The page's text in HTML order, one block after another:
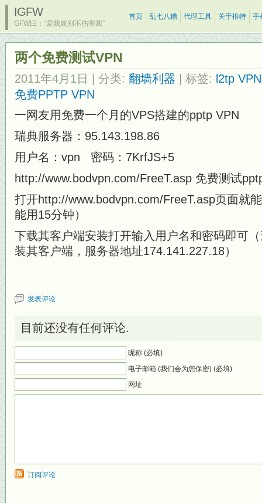
IGFW
GFW曰：“爱我就别不伤害我”
首页 乱七八糟 代理工具 关于推特 手
两个免费测试VPN
2011年4月1日 | 分类: 翻墙利器 | 标签: l2tp
免费PPTP VPN
一网友用免费一个月的VPS搭建的pptp VPN
瑞典服务器：95.143.198.86
用户名：vpn 密码：7KrfJS+5
http://www.bodvpn.com/FreeT.asp 免费测试
打开http://www.bodvpn.com/FreeT.asp页面就
能用15分钟）
下载其客户端安装打开输入用户名和密码即可
装其客户端，服务器地址174.141.227.18）
发表评论
目前还没有任何评论.
昵称 (必填)
电子邮箱 (我们会为您保密) (必填)
网址
订阅评论